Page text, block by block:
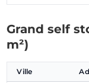
Grand self
m²)
Ville